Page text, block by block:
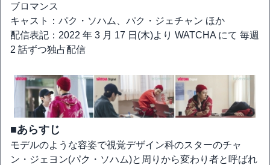
ブロマンス
キャスト：パク・ソハム、パク・ジェチャン ほか
配信表記：2022 年 3 月 17 日(木)より WATCHA にて 毎週
2 話ずつ独占配信
■あらすじ
モデルのような容姿で視覚デザイン科のスターのチャ
ン・ジェヨン(パク・ソハム)と周りから変わり者と呼ばれ